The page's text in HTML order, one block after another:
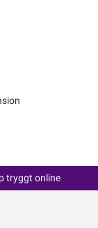
tryggt online